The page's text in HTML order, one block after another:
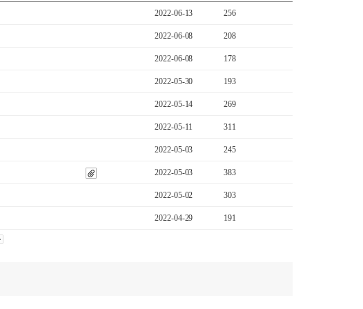
2022-06-13 256
2022-06-08 208
2022-06-08 178
2022-05-30 193
2022-05-14 269
2022-05-11 311
2022-05-03 245
2022-05-03 383
2022-05-02 303
2022-04-29 191